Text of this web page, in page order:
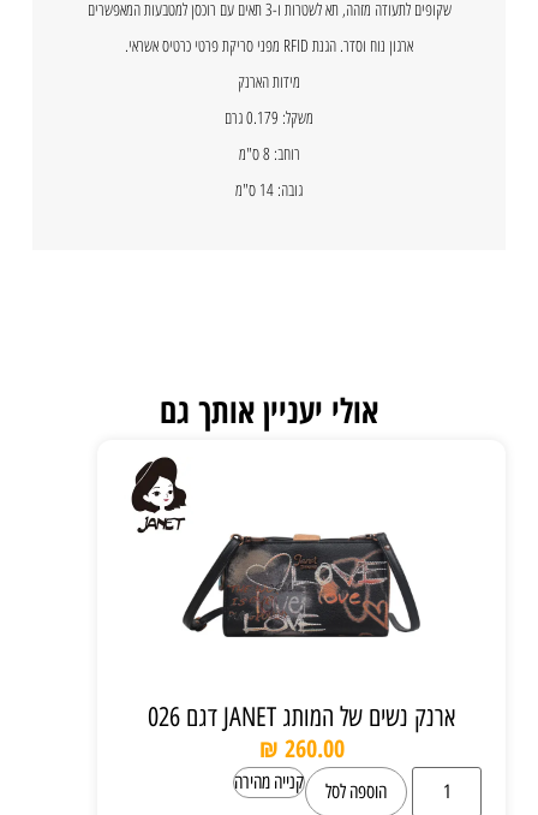
שקופים לתעודה מזהה, תא לשטרות ו-3 תאים עם רוכסן למטבעות המאפשרים
ארגון נוח וסדר. הגנת RFID מפני סריקת פרטי כרטיס אשראי.
מידות הארנק
משקל: 0.179 גרם
רוחב: 8 ס"מ
גובה: 14 ס"מ
אולי יעניין אותך גם
ארנק נשים של המותג JANET דגם 026
₪ 260.00
הוספה לסל קנייה מהירה